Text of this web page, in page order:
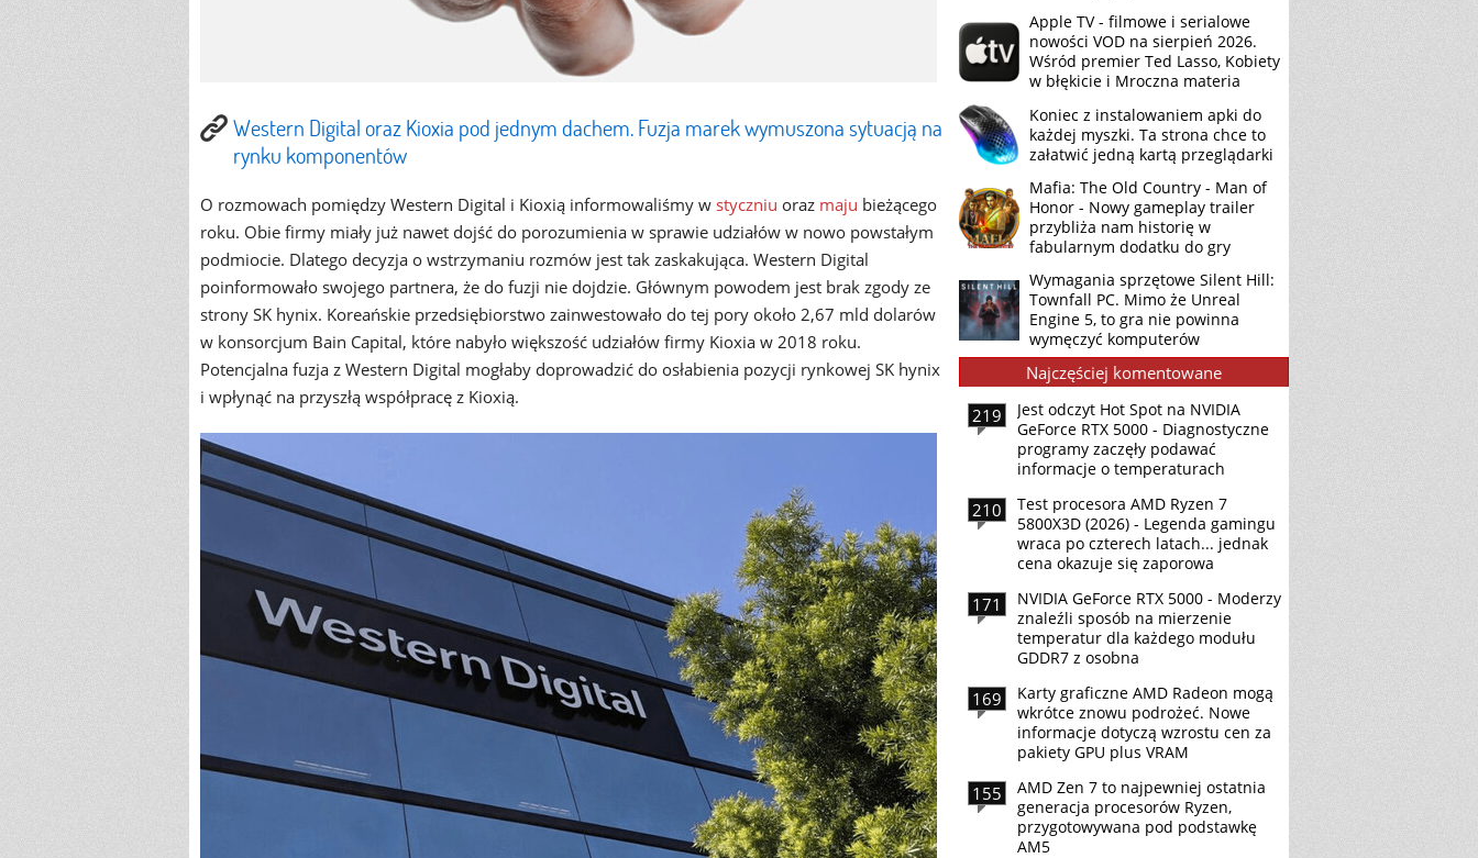
Western Digital oraz Kioxia pod jednym dachem. Fuzja marek wymuszona sytuacją na
rynku komponentów
O rozmowach pomiędzy Western Digital i Kioxią informowaliśmy w styczniu oraz maju bieżącego
roku. Obie firmy miały już nawet dojść do porozumienia w sprawie udziałów w nowo powstałym
podmiocie. Dlatego decyzja o wstrzymaniu rozmów jest tak zaskakująca. Western Digital
poinformowało swojego partnera, że do fuzji nie dojdzie. Głównym powodem jest brak zgody ze
strony SK hynix. Koreańskie przedsiębiorstwo zainwestowało do tej pory około 2,67 mld dolarów
w konsorcjum Bain Capital, które nabyło większość udziałów firmy Kioxia w 2018 roku.
Potencjalna fuzja z Western Digital mogłaby doprowadzić do osłabienia pozycji rynkowej SK hynix
i wpłynąć na przyszłą współpracę z Kioxią.
Apple TV - filmowe i serialowe
nowości VOD na sierpień 2026.
Wśród premier Ted Lasso, Kobiety
w błękicie i Mroczna materia
Koniec z instalowaniem apki do
każdej myszki. Ta strona chce to
załatwić jedną kartą przeglądarki
Mafia: The Old Country - Man of
Honor - Nowy gameplay trailer
przybliża nam historię w
fabularnym dodatku do gry
Wymagania sprzętowe Silent Hill:
Townfall PC. Mimo że Unreal
Engine 5, to gra nie powinna
wymęczyć komputerów
Najczęściej komentowane
219
Jest odczyt Hot Spot na NVIDIA
GeForce RTX 5000 - Diagnostyczne
programy zaczęły podawać
informacje o temperaturach
210
Test procesora AMD Ryzen 7
5800X3D (2026) - Legenda gamingu
wraca po czterech latach... jednak
cena okazuje się zaporowa
171
NVIDIA GeForce RTX 5000 - Moderzy
znaleźli sposób na mierzenie
temperatur dla każdego modułu
GDDR7 z osobna
169
Karty graficzne AMD Radeon mogą
wkrótce znowu podrożeć. Nowe
informacje dotyczą wzrostu cen za
pakiety GPU plus VRAM
155
AMD Zen 7 to najpewniej ostatnia
generacja procesorów Ryzen,
przygotowywana pod podstawkę
AM5